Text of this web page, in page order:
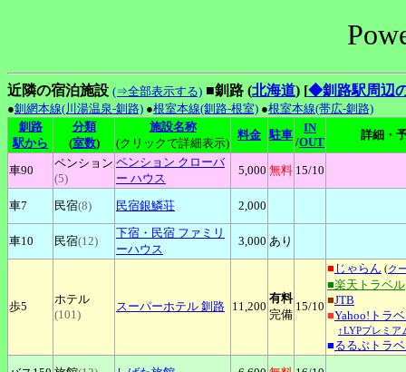
近隣の宿泊施設 (⇒全部表示する) ■釧路 (北海道) [◆釧路駅周辺
●釧網本線(川湯温泉-釧路) ●根室本線(釧路-根室) ●根室本線(帯広-釧路)
釧路
駅から
分類
(室数)
施設名称
(クリックで詳細表示)
料金 駐車
IN
/OUT
詳細・
車90
ペンション
(5)
ペンション クローバ
ー ハウス
5,000 無料 15/10
車7 民宿(8) 民宿銀鱗荘 2,000
車10 民宿(12)
下宿 ・民宿 ファミリ
ーハウス
3,000 あり
歩5
ホテル
(101)
スーパーホテル 釧路 11,200
有料
完備
15/10
■ じゃらん (ク
■楽天トラベル
■JTB
■Yahoo!トラ
↑LYPプレミア
■るるぶトラ